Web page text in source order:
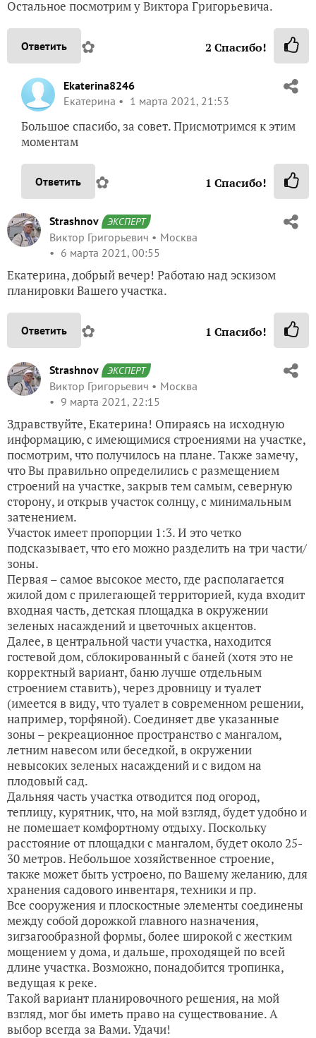
Остальное посмотрим у Виктора Григорьевича.
Ответить ✿ 2 Спасибо!
Ekaterina8246
Екатерина
1 марта 2021, 21:53
Большое спасибо, за совет. Присмотримся к этим
моментам
Ответить ✿ 1 Спасибо!
Strashnov ЭКСПЕРТ
Виктор Григорьевич
Москва
6 марта 2021, 00:55
Екатерина, добрый вечер! Работаю над эскизом
планировки Вашего участка.
Ответить ✿ 1 Спасибо!
Strashnov ЭКСПЕРТ
Виктор Григорьевич
Москва
9 марта 2021, 22:15
Здравствуйте, Екатерина! Опираясь на исходную
информацию, с имеющимися строениями на участке,
посмотрим, что получилось на плане. Также замечу,
что Вы правильно определились с размещением
строений на участке, закрыв тем самым, северную
сторону, и открыв участок солнцу, с минимальным
затенением.
Участок имеет пропорции 1:3. И это четко
подсказывает, что его можно разделить на три части/
зоны.
Первая – самое высокое место, где располагается
жилой дом с прилегающей территорией, куда входит
входная часть, детская площадка в окружении
зеленых насаждений и цветочных акцентов.
Далее, в центральной части участка, находится
гостевой дом, сблокированный с баней (хотя это не
корректный вариант, баню лучше отдельным
строением ставить), через дровницу и туалет
(имеется в виду, что туалет в современном решении,
например, торфяной). Соединяет две указанные
зоны – рекреационное пространство с мангалом,
летним навесом или беседкой, в окружении
невысоких зеленых насаждений и с видом на
плодовый сад.
Дальняя часть участка отводится под огород,
теплицу, курятник, что, на мой взгляд, будет удобно и
не помешает комфортному отдыху. Поскольку
расстояние от площадки с мангалом, будет около 25-
30 метров. Небольшое хозяйственное строение,
также может быть устроено, по Вашему желанию, для
хранения садового инвентаря, техники и пр.
Все сооружения и плоскостные элементы соединены
между собой дорожкой главного назначения,
зигзагообразной формы, более широкой с жестким
мощением у дома, и дальше, проходящей по всей
длине участка. Возможно, понадобится тропинка,
ведущая к реке.
Такой вариант планировочного решения, на мой
взгляд, мог бы иметь право на существование. А
выбор всегда за Вами. Удачи!